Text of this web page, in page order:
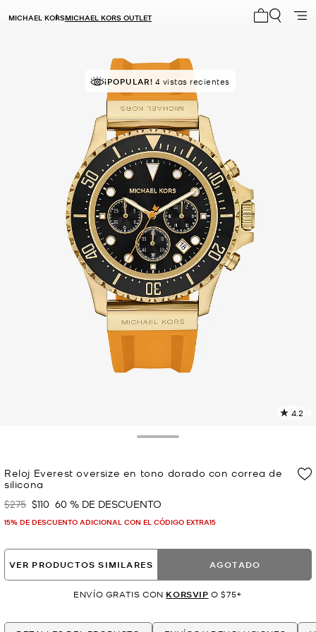
MICHAEL KORSMICHAEL KORS OUTLET
¡POPULAR! 4 vistas recientes
4.2
Reloj Everest oversize en tono dorado con correa de
silicona
Era
$275 Ahora
$110 60 % DE DESCUENTO
15% DE DESCUENTO ADICIONAL CON EL CÓDIGO EXTRA15
VER PRODUCTOS SIMILARES AGOTADO
ENVÍO GRATIS CON KORSVIP O $75+